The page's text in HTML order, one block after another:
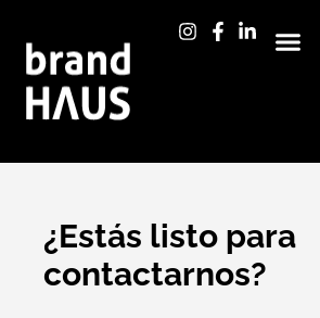
contenido
¿Estás listo para
contactarnos?